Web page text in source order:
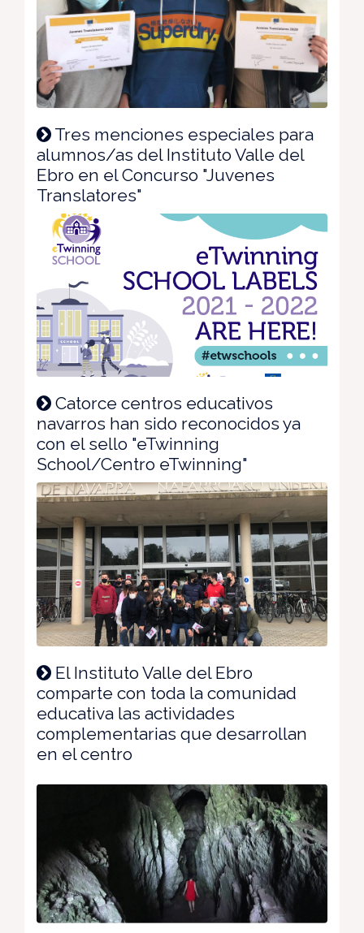
Tres menciones especiales para
alumnos/as del Instituto Valle del
Ebro en el Concurso "Juvenes
Translatores"
Catorce centros educativos
navarros han sido reconocidos ya
con el sello "eTwinning
School/Centro eTwinning"
El Instituto Valle del Ebro
comparte con toda la comunidad
educativa las actividades
complementarias que desarrollan
en el centro